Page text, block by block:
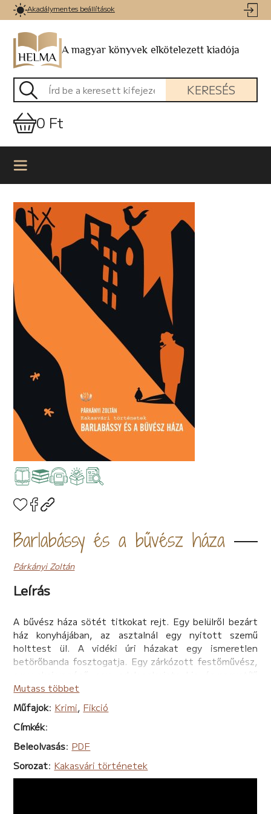
Akadálymentes beállítások
A magyar könyvek elkötelezett kiadója
KERESÉS
0 Ft
Barlabássy és a bűvész háza
Párkányi Zoltán
Leírás
A bűvész háza sötét titkokat rejt. Egy belülről bezárt
ház konyhájában, az asztalnál egy nyitott szemű
holttest ül. A vidéki úri házakat egy ismeretlen
betörőbanda fosztogatja. Egy zárkózott festőművész,
zsiványok, művészek tűnnek fel a palettán. Barlabássy
szerelmes lesz, majd elmerül a festészetben, hogy a
szétkenődő színeket felhasználva újrarajzolja a képet,
ahol minden szereplő a helyére kerül. Ki a föld alá, ki
rácsok mögé.
Egy igazi bezárt szoba rejtély Kakasvár kertvárosában.
Barlabássy és csapata újra akcióban.
Mutass többet
Műfajok: Krimi, Fikció
Címkék:
Beleolvasás: PDF
Sorozat: Kakasvári történetek